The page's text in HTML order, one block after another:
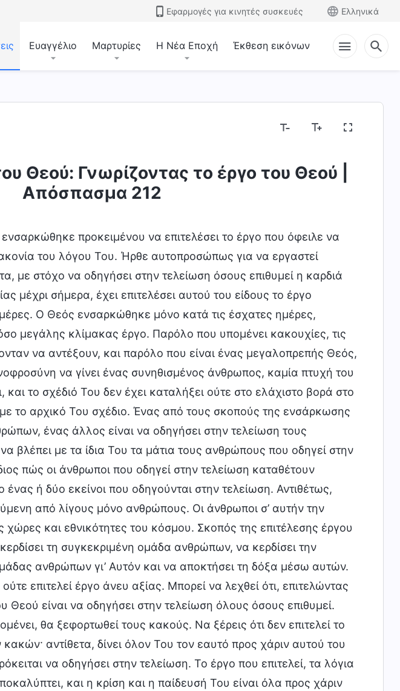
Εφαρμογές για κινητές συσκευές Ελληνικά
Ευαγγέλιο Μαρτυρίες Η Νέα Εποχή Έκθεση εικόνων
Αυτός έχει και είναι Μυστήρια σχετικά με τη Βίβλο Εκθέτοντας
Θεού: Γνωρίζοντας το έργο του Θεού |
Απόσπασμα 212
προκειμένου να επιτελέσει το έργο που όφειλε να
του λόγου Του. Ήρθε αυτοπροσώπως για να εργαστεί
με στόχο να οδηγήσει στην τελείωση όσους επιθυμεί η καρδιά
μέχρι σήμερα, έχει επιτελέσει αυτού του είδους το έργο
Ο Θεός ενσαρκώθηκε μόνο κατά τις έσχατες ημέρες,
μεγάλης κλίμακας έργο. Παρόλο που υπομένει κακουχίες, τις
να αντέξουν, και παρόλο που είναι ένας μεγαλοπρεπής Θεός,
να γίνει ένας συνηθισμένος άνθρωπος, καμία πτυχή του
και το σχέδιό Του δεν έχει καταλήξει ούτε στο ελάχιστο βορά στο
το αρχικό Του σχέδιο. Ένας από τους σκοπούς της ενσάρκωσης
ένας άλλος είναι να οδηγήσει στην τελείωση τους
βλέπει με τα ίδια Του τα μάτια τους ανθρώπους που οδηγεί στην
πώς οι άνθρωποι που οδηγεί στην τελείωση καταθέτουν
ένας ή δύο εκείνοι που οδηγούνται στην τελείωση. Αντιθέτως,
από λίγους μόνο ανθρώπους. Οι άνθρωποι σ’ αυτήν την
και εθνικότητες του κόσμου. Σκοπός της επιτέλεσης έργου
τη συγκεκριμένη ομάδα ανθρώπων, να κερδίσει την
ανθρώπων γι’ Αυτόν και να αποκτήσει τη δόξα μέσω αυτών.
επιτελεί έργο άνευ αξίας. Μπορεί να λεχθεί ότι, επιτελώντας
Θεού είναι να οδηγήσει στην τελείωση όλους όσους επιθυμεί.
θα ξεφορτωθεί τους κακούς. Να ξέρεις ότι δεν επιτελεί το
αντίθετα, δίνει όλον Του τον εαυτό προς χάριν αυτού του
να οδηγήσει στην τελείωση. Το έργο που επιτελεί, τα λόγια
και η κρίση και η παίδευσή Του είναι όλα προς χάριν